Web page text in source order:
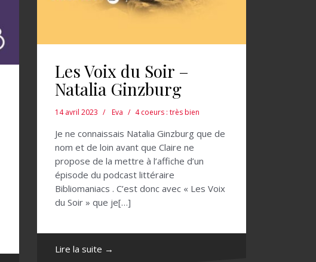
Les Voix du Soir –
Natalia Ginzburg
14 avril 2023 Eva 4 coeurs : très bien
Je ne connaissais Natalia Ginzburg que de
nom et de loin avant que Claire ne
propose de la mettre à l’affiche d’un
épisode du podcast littéraire
Bibliomaniacs . C’est donc avec « Les Voix
du Soir » que je[…]
Lire la suite →